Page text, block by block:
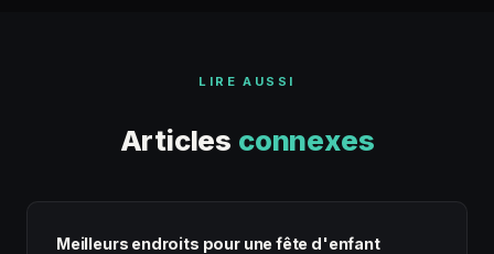
LIRE AUSSI
Articles connexes
Meilleurs endroits pour une fête d'enfant